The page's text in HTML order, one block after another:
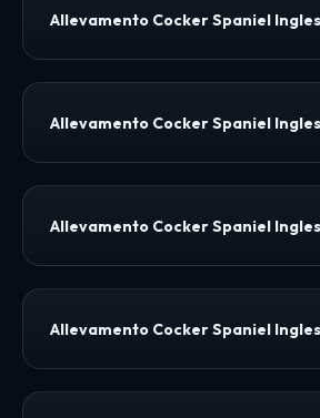
Allevamento Cocker Spaniel
Allevamento Cocker Spaniel
Allevamento Cocker Spaniel
Allevamento Cocker Spaniel